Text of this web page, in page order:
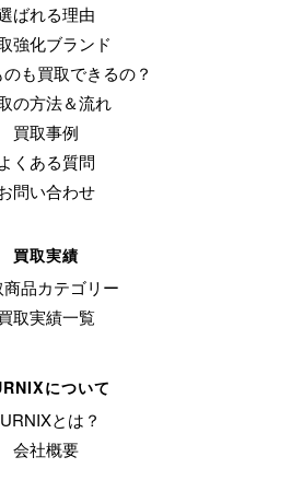
ばれる理由
強化ブランド
も買取できるの？
の方法＆流れ
買取事例
よくある質問
問い合わせ
買取実績
商品カテゴリー
取実績一覧
について
とは？
会社概要